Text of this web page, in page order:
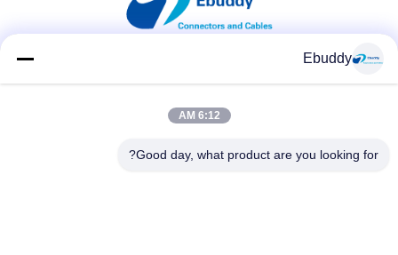
اتصال سريع
Ebuddy
6:12 AM
Good day, what product are you looking for?